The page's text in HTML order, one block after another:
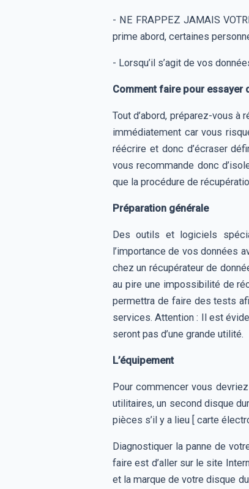
- NE FRAPPEZ JAMAIS
prime abord, certaines
- Lorsqu’il s’agit de vos
Comment faire pour essayer
Tout d’abord, préparez-vous
immédiatement car vous
réécrire et donc d’écraser
vous recommande donc
que la procédure de
Préparation générale
Des outils et logiciels
l’importance de vos données
chez un récupérateur de
au pire une impossibilité de
permettra de faire des tests
services. Attention : Il est
seront pas d’une grande utilité.
L’équipement
Pour commencer vous
utilitaires, un second disque
pièces s’il y a lieu [ carte
Diagnostiquer la panne de
faire est d’aller sur le site
et la marque de votre disque